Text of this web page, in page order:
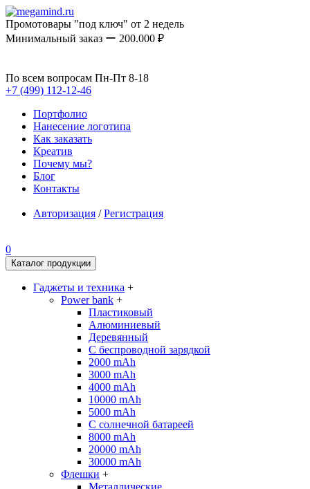
Промотовары "под ключ" от 2 недель
Минимальный заказ ー 200.000 ₽
По всем вопросам Пн-Пт 8-18
+7 (499) 112-12-46
Портфолио
Нанесение логотипа
Как заказать
Креатив
Почему мы?
Блог
Контакты
Авторизация /Регистрация
0
Каталог продукции
Гаджеты и техника +
Power bank +
Пластиковый
Алюминиевый
Деревянный
С беспроводной зарядкой
2000 mAh
3000 mAh
4000 mAh
10000 mAh
5000 mAh
С солнечной батареей
8000 mAh
20000 mAh
30000 mAh
Флешки +
Металлические